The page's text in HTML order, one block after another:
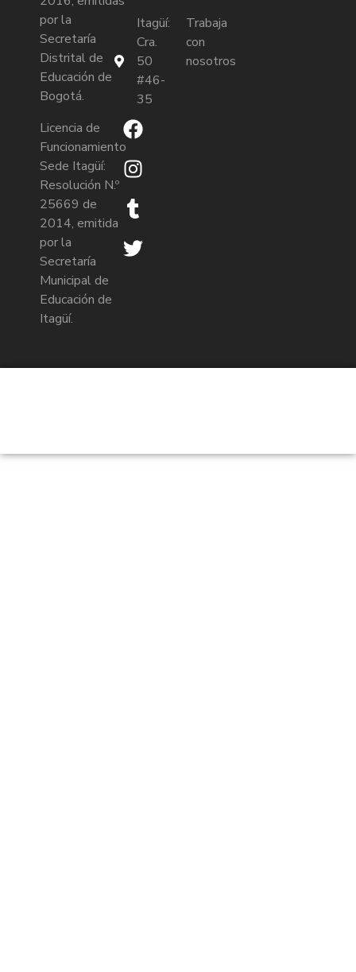
por la
Secretaría
Distrital de
Educación de
Bogotá.
Licencia de
Funcionamiento
Sede Itagüí:
Resolución N.º
25669 de
2014, emitida
por la
Secretaría
Municipal de
Educación de
Itagüí.
Itagüí:
Cra.
50
#46-
35
Trabaja
con
nosotros